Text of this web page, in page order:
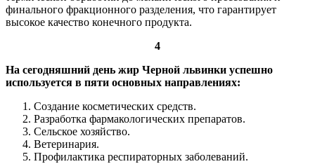
финального фракционного разделения, что гарантирует
высокое качество конечного продукта.
4
На сегодняшний день жир Черной львинки успешно
используется в пяти основных направлениях:
Создание косметических средств.
Разработка фармакологических препаратов.
Сельское хозяйство.
Ветеринария.
Профилактика респираторных заболеваний.